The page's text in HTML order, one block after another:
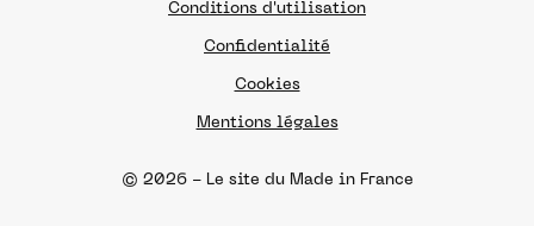
© 2026 - Le site du Made in France
Conditions d'utilisation
Confidentialité
Cookies
Mentions légales